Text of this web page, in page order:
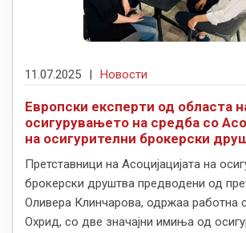
11.07.2025 Новости
Европски експерти од областа
осигурувањето на средба со
на осигурителни брокерски
Претставници на Асоцијацијата на
брокерски друштва предводени од
Оливера Клинчарова, одржаa работна
Охрид, со две значајни имиња од